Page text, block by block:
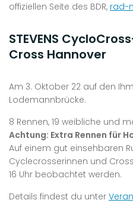
offiziellen Seite des BDR, rad-
STEVENS
Cross Hannover
Am 3. Oktober 22 auf den
Lodemannbrücke.
8 Rennen, 19 weibliche und
Achtung: Extra Rennen für
Auf einem gut einsehbaren
Cyclecrosserinnen und
16 Uhr beobachtet werden.
Details findest du unter